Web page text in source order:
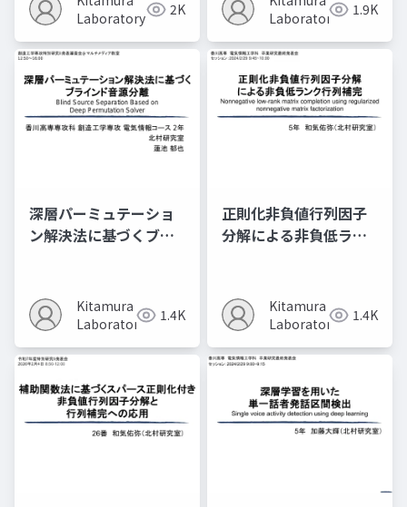
Laboratory
2K
Laboratory
1.9K
深層パーミュテーショ
ン解決法に基づくブラ
Kitamura
Laboratory
1.4K
正則化非負値行列因子
分解による非負低ラン
Kitamura
Laboratory
1.4K